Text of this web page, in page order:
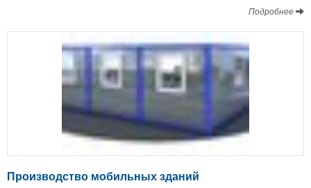
Подробнее
Производство мобильных зданий